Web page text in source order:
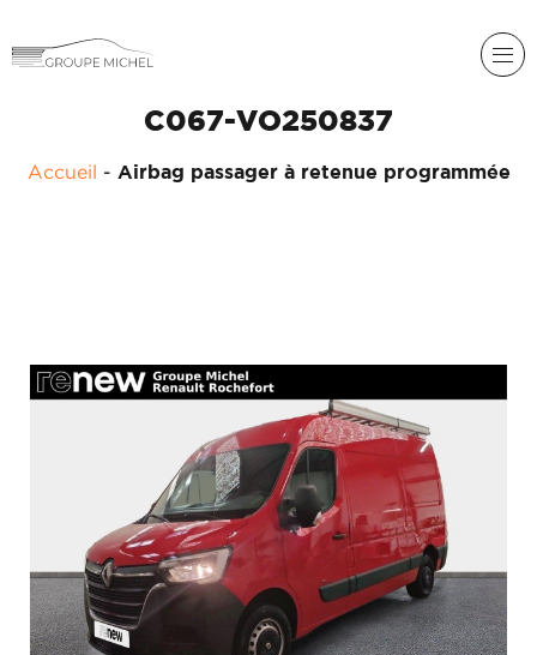
LIGIER
PROFESSIONAL
HISTORIQUE
DU
ACTUALITÉS
C067-VO250837
Accueil - Airbag passager à retenue programmée